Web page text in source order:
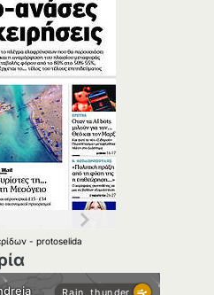
-protoselida